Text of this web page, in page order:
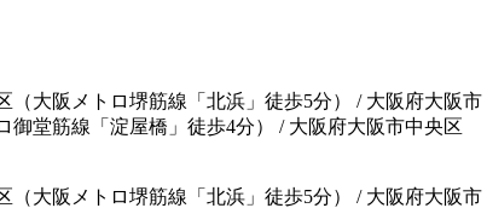
大阪メトロ堺筋線「北浜」徒歩5分） / 大阪府大阪市
堂筋線「淀屋橋」徒歩4分） / 大阪府大阪市中央区
（大阪メトロ堺筋線「北浜」徒歩5分） / 大阪府大阪市